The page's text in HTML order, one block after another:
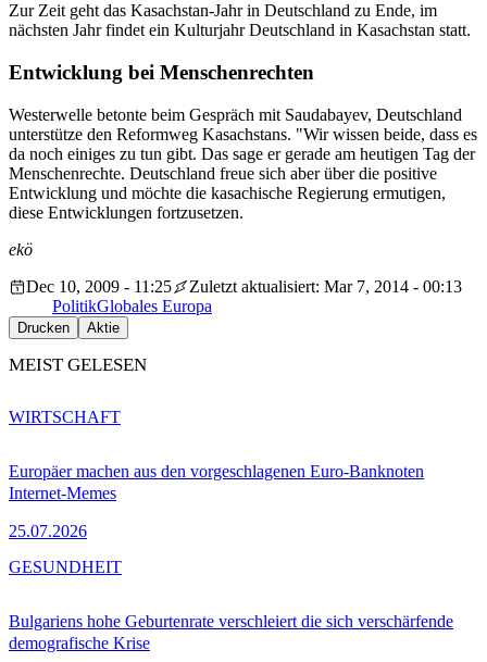
Zur Zeit geht das Kasachstan-Jahr in Deutschland zu Ende, im
nächsten Jahr findet ein Kulturjahr Deutschland in Kasachstan statt.
Entwicklung bei Menschenrechten
Westerwelle betonte beim Gespräch mit Saudabayev, Deutschland
unterstütze den Reformweg Kasachstans. "Wir wissen beide, dass es
da noch einiges zu tun gibt. Das sage er gerade am heutigen Tag der
Menschenrechte. Deutschland freue sich aber über die positive
Entwicklung und möchte die kasachische Regierung ermutigen,
diese Entwicklungen fortzusetzen.
ekö
Dec 10, 2009 - 11:25
Zuletzt aktualisiert: Mar 7, 2014 - 00:13
PolitikGlobales Europa
Drucken Aktie
MEIST GELESEN
Europäer machen aus den vorgeschlagenen Euro-Banknoten
Internet-Memes
25.07.2026
WIRTSCHAFT
Bulgariens hohe Geburtenrate verschleiert die sich verschärfende
demografische Krise
GESUNDHEIT